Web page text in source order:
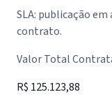
SLA: publicação
contrato.
Valor Total
R$ 125.123,88